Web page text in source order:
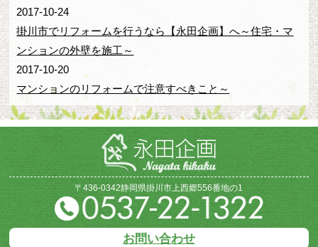
2017-10-24
掛川市でリフォームを行うなら【永田企画】へ～住宅・マ
ンションの外壁を施工～
2017-10-20
マンションのリフォームで注意すべきこと～
〒436-0342静岡県掛川市上西郷556番地の1
お問い合わせ